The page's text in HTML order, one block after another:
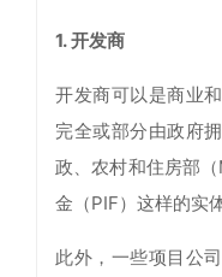
1. 开发商
开发商可以是商业
完全或部分由政府
政、农村和住房部
金（PIF）这样的实体
此外，一些项目公